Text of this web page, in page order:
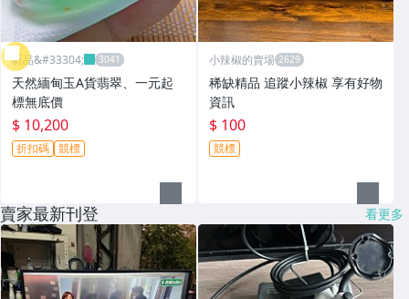
昕品&#33304;
天然緬甸玉A貨翡翠、一元起
標無底價
$ 10,200
折扣碼 競標
小辣椒的賣場
稀缺精品 追蹤小辣椒 享有好物
資訊
$ 100
競標
賣家最新刊登 看更多